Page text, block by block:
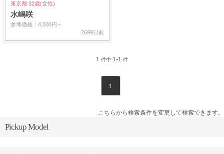
東京都 32歳(女性)
水嶋咲
参考価格：4,000円～
2699日前
1 件中 1-1 件
1
こちらから検索条件を変更して検索できます。
Pickup Model